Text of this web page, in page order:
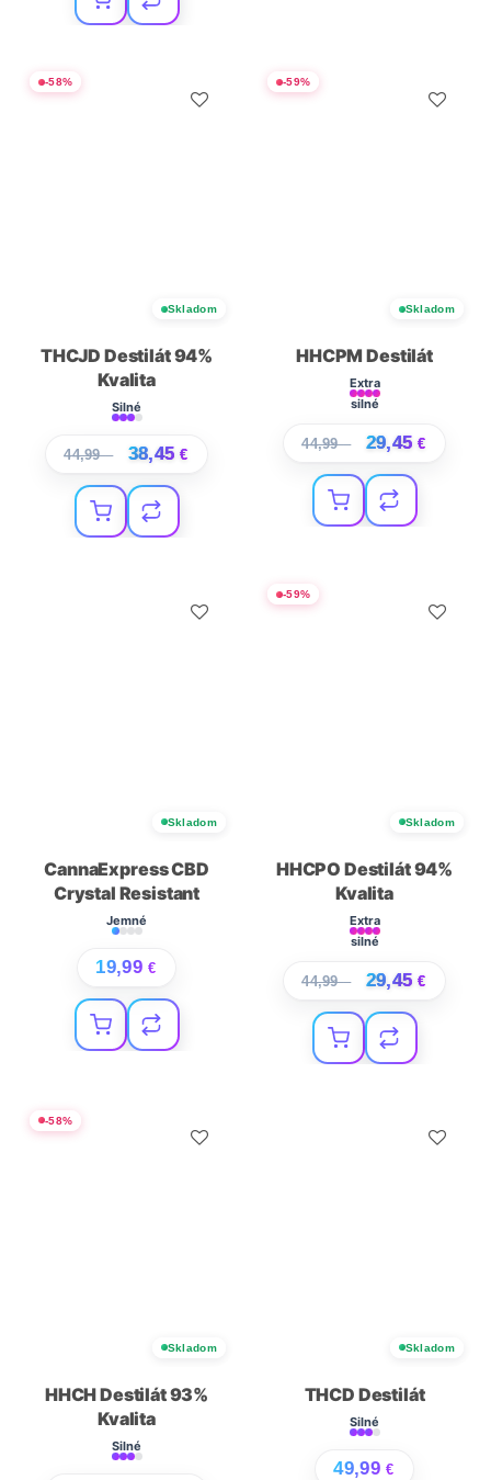
-58%
Skladom
THCJD Destilát 94%
Kvalita
Silné
44,99€ 38,45€
-59%
Skladom
HHCPM Destilát
Extra
silné
44,99€ 29,45€
Skladom
CannaExpress CBD
Crystal Resistant
Jemné
19,99€
-59%
Skladom
HHCPO Destilát 94%
Kvalita
Extra
silné
44,99€ 29,45€
-58%
Skladom
HHCH Destilát 93%
Kvalita
Silné
Skladom
THCD Destilát
Silné
49,99€